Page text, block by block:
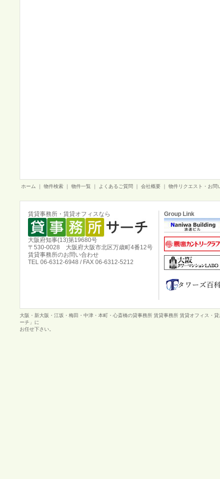
ホーム 物件検索 物件一覧 よくあるご質問 会社概要 物件リクエスト・お問
賃貸事務所・賃貸オフィスなら
大阪府知事(13)第19680号
〒530-0028 大阪府大阪市北区万歳町4番12号
賃貸事務所のお問い合わせ
TEL 06-6312-6948 / FAX 06-6312-5212
Group Link
大阪・新大阪・江坂・梅田・中津・本町・心斎橋の貸事務所 賃貸事務所 賃貸オフィス・
ーチ」に
お任せ下さい。